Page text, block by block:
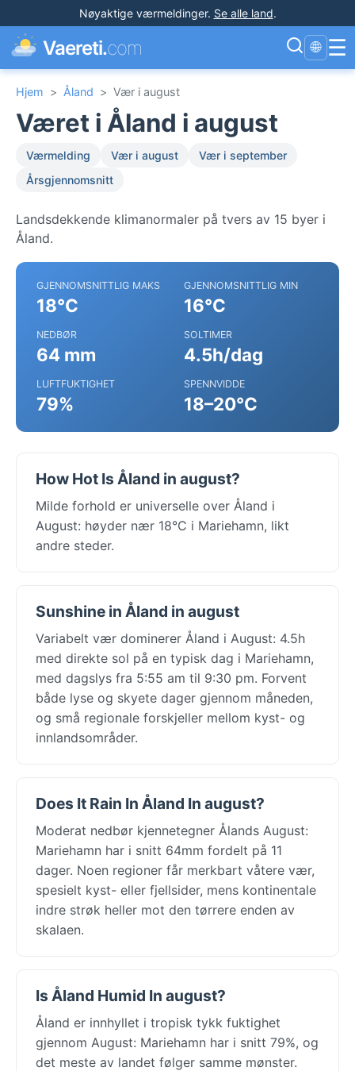
Nøyaktige værmeldinger. Se alle land.
Vaereti.com 🌐 ☰
Hjem > Åland > Vær i august
Været i Åland i august
Værmelding Vær i august
Vær i september
Årsgjennomsnitt
Landsdekkende klimanormaler på tvers av 15 byer i
Åland.
GJENNOMSNITTLIG MAKS
18°C
GJENNOMSNITTLIG MIN
16°C
NEDBØR
64 mm
SOLTIMER
4.5h/dag
LUFTFUKTIGHET
79%
SPENNVIDDE
18–20°C
How Hot Is Åland in august?
Milde forhold er universelle over Åland i
August: høyder nær 18°C i Mariehamn, likt
andre steder.
Sunshine in Åland in august
Variabelt vær dominerer Åland i August: 4.5h
med direkte sol på en typisk dag i Mariehamn,
med dagslys fra 5:55 am til 9:30 pm. Forvent
både lyse og skyete dager gjennom måneden,
og små regionale forskjeller mellom kyst- og
innlandsområder.
Does It Rain In Åland In august?
Moderat nedbør kjennetegner Ålands August:
Mariehamn har i snitt 64mm fordelt på 11
dager. Noen regioner får merkbart våtere vær,
spesielt kyst- eller fjellsider, mens kontinentale
indre strøk heller mot den tørrere enden av
skalaen.
Is Åland Humid In august?
Åland er innhyllet i tropisk tykk fuktighet
gjennom August: Mariehamn har i snitt 79%, og
det meste av landet følger samme mønster.